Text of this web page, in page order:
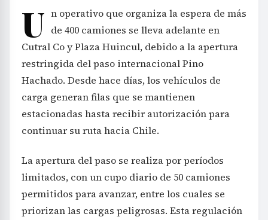
U n operativo que organiza la espera de más
de 400 camiones se lleva adelante en
Cutral Co y Plaza Huincul, debido a la apertura
restringida del paso internacional Pino
Hachado. Desde hace días, los vehículos de
carga generan filas que se mantienen
estacionadas hasta recibir autorización para
continuar su ruta hacia Chile.
La apertura del paso se realiza por períodos
limitados, con un cupo diario de 50 camiones
permitidos para avanzar, entre los cuales se
priorizan las cargas peligrosas. Esta regulación